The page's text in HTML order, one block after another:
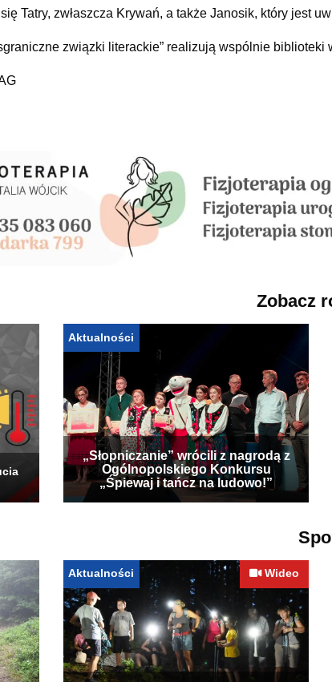
Tatry, zwłaszcza Krywań, a także Janosik, który jest
związki literackie” realizują wspólnie
Zobacz
Aktualności
„Słopniczanie” wrócili z nagrodą z
Ogólnopolskiego Konkursu
„Śpiewaj i tańcz na ludowo!”
Aktualności Wideo